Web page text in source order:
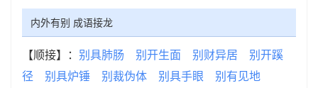
内外有别 成语接龙
【顺接】： 别具肺肠 别开生面 别财异居
别开蹊
径
别具炉锤 别裁伪体 别具手眼
别有见地